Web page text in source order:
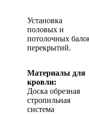
Установка
половых и
потолочных
перекрытий.
Материалы для
кровли:
Доска обрезная
стропильная
система